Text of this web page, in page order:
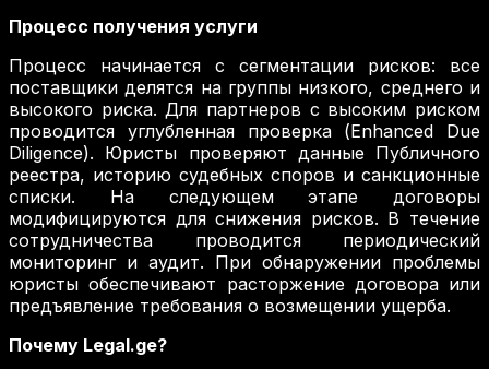
Процесс получения услуги
Процесс начинается с сегментации рисков: все
поставщики делятся на группы низкого, среднего и
высокого риска. Для партнеров с высоким риском
проводится углубленная проверка (Enhanced Due
Diligence). Юристы проверяют данные Публичного
реестра, историю судебных споров и санкционные
списки. На следующем этапе договоры
модифицируются для снижения рисков. В течение
сотрудничества проводится периодический
мониторинг и аудит. При обнаружении проблемы
юристы обеспечивают расторжение договора или
предъявление требования о возмещении ущерба.
Почему Legal.ge?